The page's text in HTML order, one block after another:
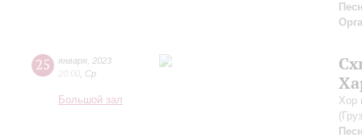
25 января 2023
20:00 Ср
Большой зал
Хор